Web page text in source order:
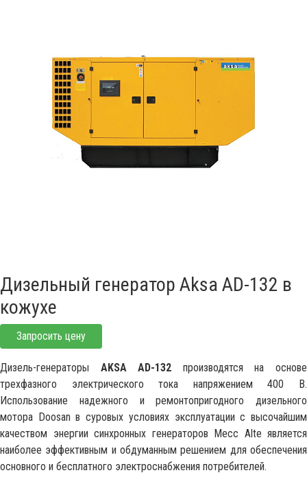
Дизельный генератор Aksa AD-132 в
кожухе
Запросить цену
Дизель-генераторы AKSA AD-132 производятся на основе
трехфазного электрического тока напряжением 400 В.
Использование надежного и ремонтопригодного дизельного
мотора Doosan в суровых условиях эксплуатации с высочайшим
качеством энергии синхронных генераторов Mecc Alte является
наиболее эффективным и обдуманным решением для обеспечения
основного и бесплатного электроснабжения потребителей.